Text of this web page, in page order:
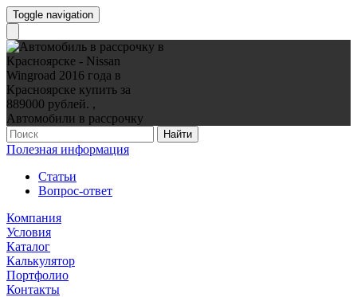
Toggle navigation
Найти
Полезная информация
Статьи
Вопрос-ответ
Компания
Условия
Каталог
Калькулятор
Портфолио
Контакты